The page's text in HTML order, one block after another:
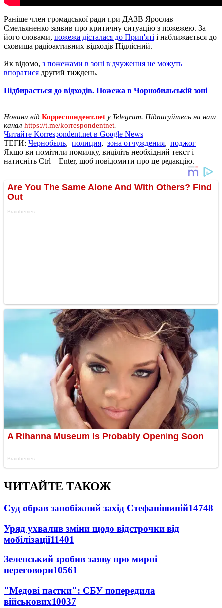
Раніше член громадської ради при ДАЗВ Ярослав
Ємельяненко заявив про критичну ситуацію з пожежею. За
його словами, пожежа дісталася до Прип'яті і наближається до
сховища радіоактивних відходів Підлісний.
Як відомо, з пожежами в зоні відчуження не можуть
впоратися другий тиждень.
Підбирається до відходів. Пожежа в Чорнобильській зоні
Новини від Корреспондент.net у Telegram. Підписуйтесь на наш
канал https://t.me/korrespondentnet.
Читайте Korrespondent.net в Google News
ТЕГИ: Чернобыль, полиция, зона отчуждения, поджог
Якщо ви помітили помилку, виділіть необхідний текст і
натисніть Ctrl + Enter, щоб повідомити про це редакцію.
ЧИТАЙТЕ ТАКОЖ
Суд обрав запобіжний захід Стефанішиній14748
Уряд ухвалив зміни щодо відстрочки від
мобілізації11401
Зеленський зробив заяву про мирні
переговори10561
"Медові пастки": СБУ попередила
військових10037